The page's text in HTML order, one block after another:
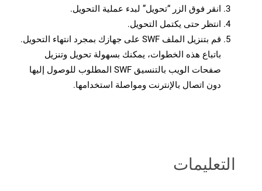
انقر فوق الزر “تحويل” لبدء عملية التحويل.
انتظر حتى يكتمل التحويل.
قم بتنزيل الملف SWF على جهازك بمجرد انتهاء التحويل.
باتباع هذه الخطوات، يمكنك بسهولة تحويل وتنزيل
صفحات الويب بالتنسيق SWF المطلوب للوصول إليها
دون اتصال بالإنترنت ومواصلة استخدامها.
التعليمات